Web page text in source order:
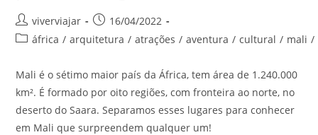
Autor
do
viverviajar
Post
publicado:
16/04/2022
Categoria
post:
áfrica / arquitetura / atrações / aventura / cultural / mali /
Mali é o sétimo maior país da África, tem área de 1.240.000
km². É formado por oito regiões, com fronteira ao norte, no
deserto do Saara. Separamos esses lugares para conhecer
em Mali que surpreendem qualquer um!